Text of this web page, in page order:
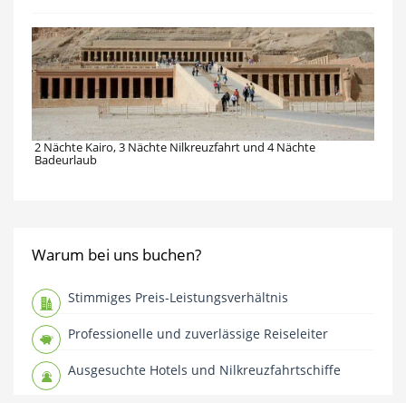
2 Nächte Kairo, 3 Nächte Nilkreuzfahrt und 4 Nächte
Badeurlaub
Warum bei uns buchen?
Stimmiges Preis-Leistungsverhältnis
Professionelle und zuverlässige Reiseleiter
Ausgesuchte Hotels und Nilkreuzfahrtschiffe